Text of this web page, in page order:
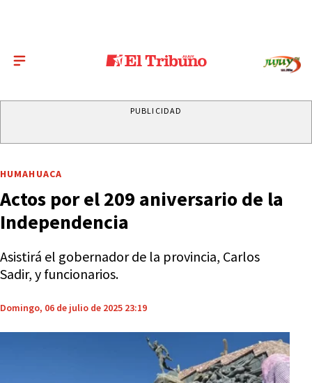
PUBLICIDAD
HUMAHUACA
Actos por el 209 aniversario de la
Independencia
Asistirá el gobernador de la provincia, Carlos
Sadir, y funcionarios.
Domingo, 06 de julio de 2025 23:19